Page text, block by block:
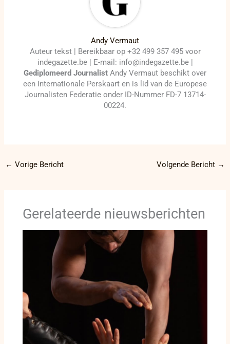
Andy Vermaut
Auteur tekst | Bereikbaar op +32 499 357 495 voor
indegazette.be | E-mail: info@indegazette.be |
Gediplomeerd Journalist Andy Vermaut beschikt over
een Internationale Perskaart en is lid van de Europese
Journalisten Federatie onder ID-Nummer FD-7 13714-
00224.
← Vorige Bericht Volgende Bericht →
Gerelateerde nieuwsberichten